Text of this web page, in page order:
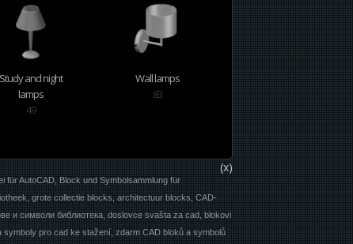
Study and night
lamps
49
Wall lamps
83
(x)
für AutoCAD, Block und Symbolsammlung für
grote collectie blocks, architectuur blocks, CAD-
и символи библиотека, doslovce svašta za cad, blokovi
pro cad ke stažení, zdarm CAD bloků a symbolů